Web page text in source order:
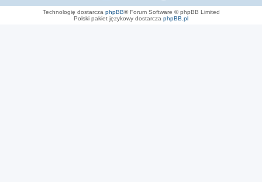
Technologię dostarcza phpBB® Forum Software © phpBB Limited
Polski pakiet językowy dostarcza phpBB.pl